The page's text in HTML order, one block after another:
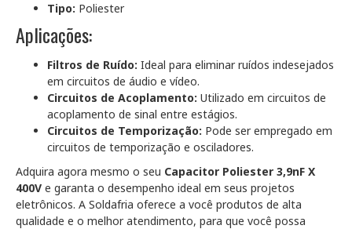
Tipo: Poliester
Aplicações:
Filtros de Ruído: Ideal para eliminar ruídos indesejados
em circuitos de áudio e vídeo.
Circuitos de Acoplamento: Utilizado em circuitos de
acoplamento de sinal entre estágios.
Circuitos de Temporização: Pode ser empregado em
circuitos de temporização e osciladores.
Adquira agora mesmo o seu Capacitor Poliester 3,9nF X
400V e garanta o desempenho ideal em seus projetos
eletrônicos. A Soldafria oferece a você produtos de alta
qualidade e o melhor atendimento, para que você possa